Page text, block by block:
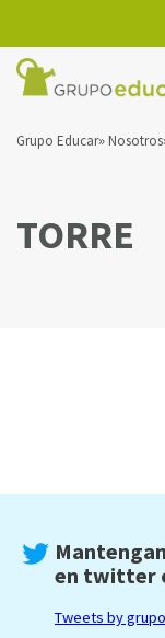
Grupo Educar Nosotros
TORRE
en twitter
Tweets by